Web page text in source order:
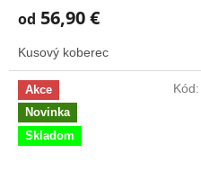
od 56,90 €
Kusový koberec
Akce
Novinka
Skladom
Kód: